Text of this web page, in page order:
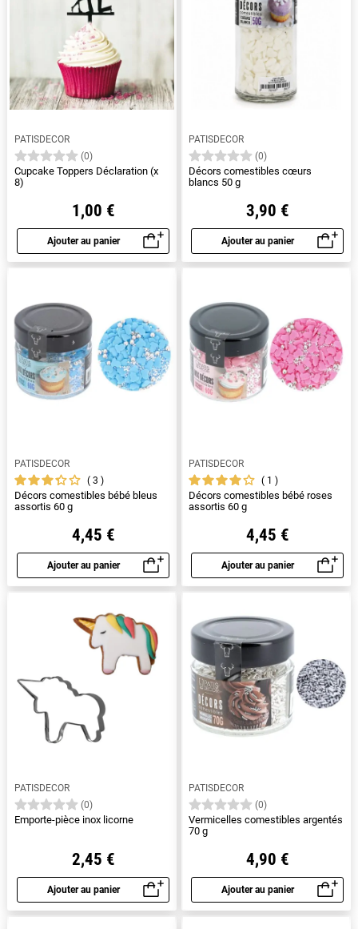
PATISDECOR
(0)
Cupcake Toppers Déclaration (x
8)
1,00 €
Ajouter au panier
Aperçu rapide
PATISDECOR
(0)
Décors comestibles cœurs
blancs 50 g
3,90 €
Ajouter au panier
Aperçu rapide
PATISDECOR
3
Décors comestibles bébé bleus
assortis 60 g
4,45 €
Ajouter au panier
Aperçu rapide
PATISDECOR
1
Décors comestibles bébé roses
assortis 60 g
4,45 €
Ajouter au panier
Aperçu rapide
PATISDECOR
(0)
Emporte-pièce inox licorne
2,45 €
Ajouter au panier
Aperçu rapide
PATISDECOR
(0)
Vermicelles comestibles argentés
70 g
4,90 €
Ajouter au panier
Aperçu rapide